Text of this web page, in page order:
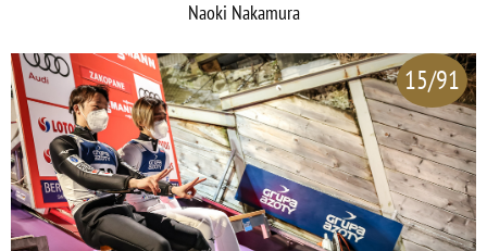
Naoki Nakamura
15/91